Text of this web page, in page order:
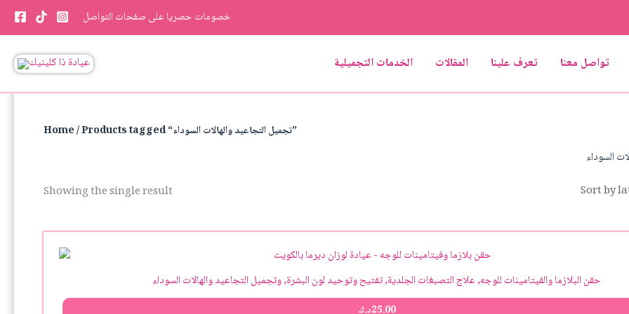
Skip
content
خصومات حصريا على صفحات التواصل
الخدمات التجميلية المقالات تعرف علينا تواصل معنا
Home / Products tagged “تجميل التجاعيد والهالات السوداء”
السوداء
Showing the single result
حقن البلازما والفيتامينات للوجه, علاج التصبغات الجلدية, تفتيح وتوحيد لون البشرة, وتجميل التجاعيد والهالات السوداء